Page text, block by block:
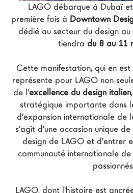
News
Press
Language
LAGO débarque à Dubaï
première fois à Downtown
dédié au secteur du design au
tiendra du 8 au 11
Cette manifestation, qui en
représente pour LAGO non
de l'excellence du design italien
stratégique importante dans
d'expansion internationale de
s'agit d'une occasion unique
design de LAGO et d'entrer
communauté internationale
LAGO, dont l'histoire est